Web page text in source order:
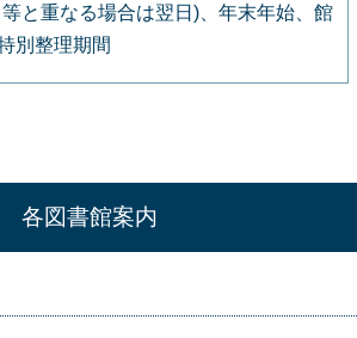
と重なる場合は翌日)、年末年始、館
別整理期間
各図書館案内